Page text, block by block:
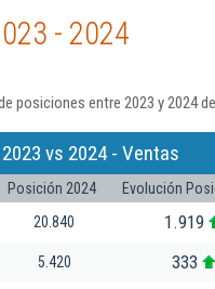
- 2024
entre 2023 y 2024
vs 2024 - Ventas
Posición 2024
Evolución
20.840 1.919
5.420 333